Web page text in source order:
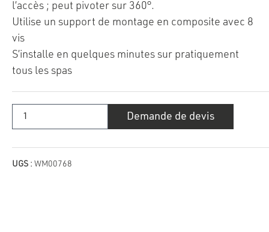
l’accès ; peut pivoter sur 360°.
Utilise un support de montage en composite avec 8
vis
S’installe en quelques minutes sur pratiquement
tous les spas
Demande de devis
UGS : WM00768